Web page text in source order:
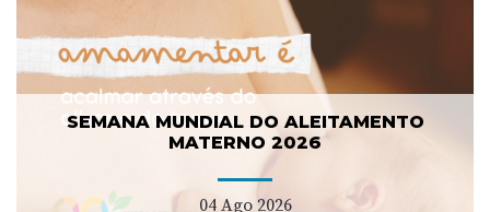
SEMANA MUNDIAL DO ALEITAMENTO
MATERNO 2026
04 Ago 2026